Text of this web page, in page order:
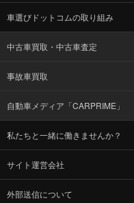
車選びドットコムの取り組み
中古車買取・中古車査定
事故車買取
自動車メディア「CARPRIME」
私たちと一緒に働きませんか？
サイト運営会社
外部送信について